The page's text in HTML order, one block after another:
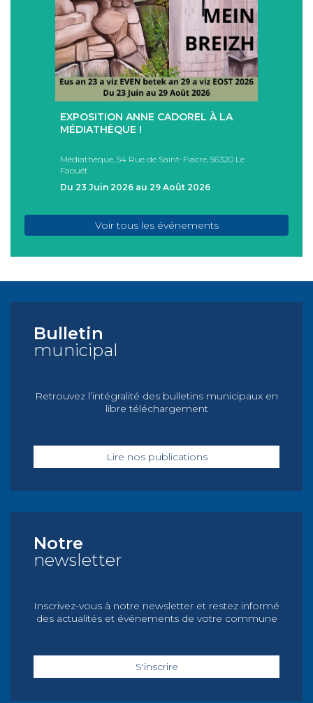
EXPOSITION ANNE CADOREL À LA
MÉDIATHÈQUE !
Médiathèque, 54 Rue de Saint-Fiacre, 56320 Le
Faouët.
Du 23 Juin 2026 au 29 Août 2026
Voir tous les événements
Bulletin
municipal
Retrouvez l’intégralité des bulletins municipaux en
libre téléchargement
Lire nos publications
Notre
newsletter
Inscrivez-vous à notre newsletter et restez informé
des actualités et événements de votre commune
S'inscrire